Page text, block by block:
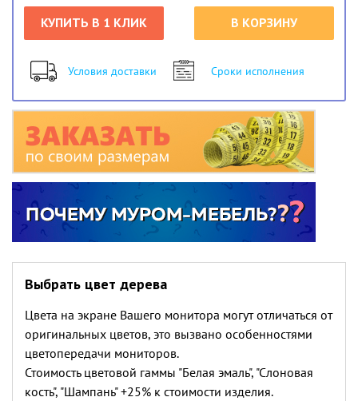
КУПИТЬ В 1 КЛИК В КОРЗИНУ
Условия доставки Сроки исполнения
Выбрать цвет дерева
Цвета на экране Вашего монитора могут отличаться от
оригинальных цветов, это вызвано особенностями
цветопередачи мониторов.
Стоимость цветовой гаммы "Белая эмаль", "Слоновая
кость", "Шампань" +25% к стоимости изделия.